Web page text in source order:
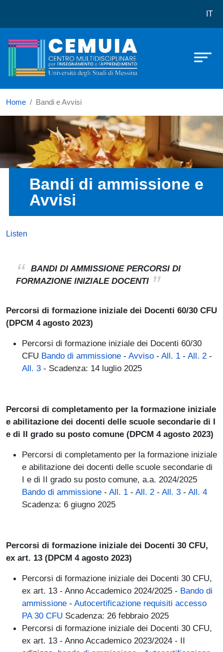
IT
Home Bandi e Avvisi
Bandi di ammissione e
Avvisi
Listen
BANDI DI AMMISSIONE PERCORSI DI
FORMAZIONE INIZIALE DOCENTI
Percorsi di formazione iniziale dei Docenti 60/30 CFU
(DPCM 4 agosto 2023)
Percorsi di formazione iniziale dei Docenti 60/30
CFU Bando di ammissione - Avviso - All. 1 - All. 2 -
All. 3 - Scadenza: 14 luglio 2025
Percorsi di completamento per la formazione iniziale
e abilitazione dei docenti delle scuole secondarie di I
e di II grado su posto comune (DPCM 4 agosto 2023)
Percorsi di completamento per la formazione iniziale
e abilitazione dei docenti delle scuole secondarie di
I e di II grado su posto comune, a.a. 2024/2025
Bando di ammissione - All. 1 - All. 2 - All. 3 - All. 4
Scadenza: 6 giugno 2025
Percorsi di formazione iniziale dei Docenti 30 CFU,
ex art. 13 (DPCM 4 agosto 2023)
Percorsi di formazione iniziale dei Docenti 30 CFU,
ex art. 13 - Anno Accademico 2024/2025 - Bando di
ammissione - Autocertificazione requisiti accesso
PA 30 CFU Scadenza: 26 febbraio 2025
Percorsi di formazione iniziale dei Docenti 30 CFU,
ex art. 13 - Anno Accademico 2023/2024 - II